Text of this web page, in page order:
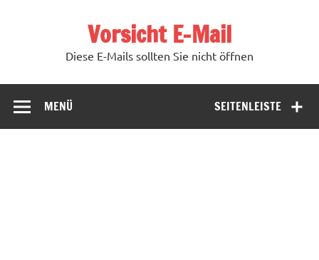
Vorsicht E-Mail
Diese E-Mails sollten Sie nicht öffnen
SEITENLEISTE
MENÜ